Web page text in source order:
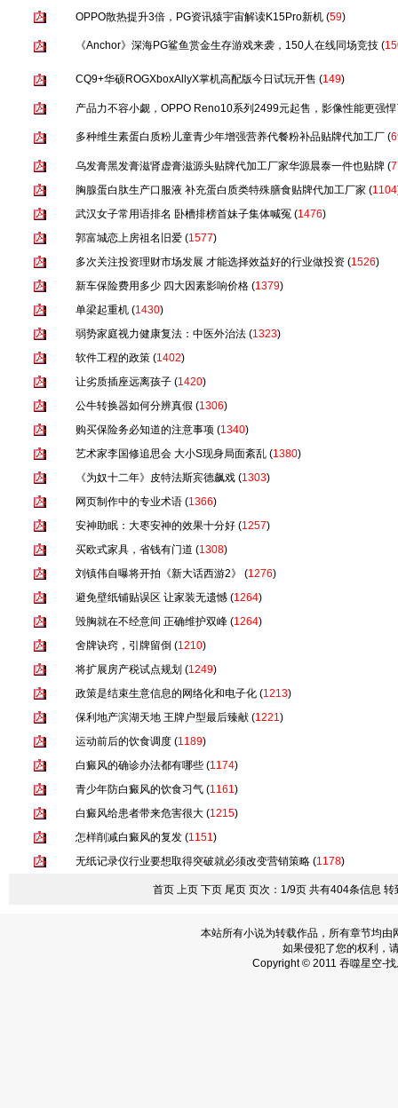
OPPO散热提升3倍，PG资讯猿宇宙解读K15Pro新机 (59)
《Anchor》深海PG鲨鱼赏金生存游戏来袭，150人在线同场竞技 (
CQ9+华硕ROGXboxAllyX掌机高配版今日试玩开售 (149)
产品力不容小觑，OPPO Reno10系列2499元起售，影像性能更强
多种维生素蛋白质粉儿童青少年增强营养代餐粉补品贴牌代加工厂 (
乌发膏黑发膏滋肾虚膏滋源头贴牌代加工厂家华源晨泰一件也贴牌 (
胸腺蛋白肽生产口服液 补充蛋白质类特殊膳食贴牌代加工厂家 (1104
武汉女子常用语排名 卧槽排榜首妹子集体喊冤 (1476)
郭富城恋上房祖名旧爱 (1577)
多次关注投资理财市场发展 才能选择效益好的行业做投资 (1526)
新车保险费用多少 四大因素影响价格 (1379)
单梁起重机 (1430)
弱势家庭视力健康复法：中医外治法 (1323)
软件工程的政策 (1402)
让劣质插座远离孩子 (1420)
公牛转换器如何分辨真假 (1306)
购买保险务必知道的注意事项 (1340)
艺术家李国修追思会 大小S现身局面紊乱 (1380)
《为奴十二年》皮特法斯宾德飙戏 (1303)
网页制作中的专业术语 (1366)
安神助眠：大枣安神的效果十分好 (1257)
买欧式家具，省钱有门道 (1308)
刘镇伟自曝将开拍《新大话西游2》
(1276)
避免壁纸铺贴误区 让家装无遗憾 (1264)
毁胸就在不经意间 正确维护双峰 (1264)
舍牌诀窍，引牌留倒 (1210)
将扩展房产税试点规划 (1249)
政策是结束生意信息的网络化和电子化 (1213)
保利地产滨湖天地 王牌户型最后臻献 (1221)
运动前后的饮食调度 (1189)
白癜风的确诊办法都有哪些 (1174)
青少年防白癜风的饮食习气 (1161)
白癜风给患者带来危害很大 (1215)
怎样削减白癜风的复发 (1151)
无纸记录仪行业要想取得突破就必须改变营销策略 (1178)
首页 上页 下页 尾页 页次：1/9页 共有404条信息 转
本站所有小说为转载作品，所有章节均
如果侵犯了您的权利，
Copyright © 2011 吞噬星空-